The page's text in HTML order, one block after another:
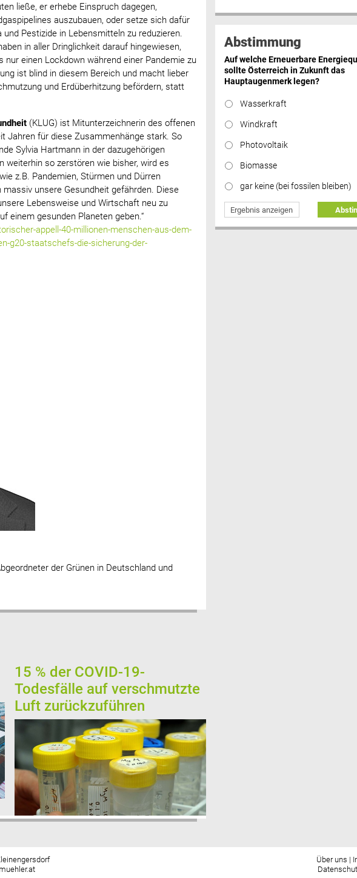
ließe, er erhebe Einspruch dagegen,
auszubauen, oder setze sich dafür
Pestizide in Lebensmitteln zu reduzieren.
in aller Dringlichkeit darauf hingewiesen,
einen Lockdown während einer Pandemie zu
ist blind in diesem Bereich und macht lieber
und Erdüberhitzung befördern, statt
(KLUG) ist Mitunterzeichnerin des offenen
Jahren für diese Zusammenhänge stark. So
Sylvia Hartmann in der dazugehörigen
weiterhin so zerstören wie bisher, wird es
z.B. Pandemien, Stürmen und Dürren
unsere Gesundheit gefährden. Diese
Lebensweise und Wirtschaft neu zu
einem gesunden Planeten geben.“
appell-40-millionen-menschen-aus-dem-
g20-staatschefs-die-sicherung-der-
der Grünen in Deutschland und
15 % der COVID-19-
Todesfälle auf verschmutzte
Luft zurückzuführen
Abstimmung
Auf welche Erneuerbare
sollte Österreich in Zukunft das
Hauptaugenmerk legen?
Wasserkraft
Windkraft
Photovoltaik
Biomasse
gar keine (bei fossilen bleiben)
Ergebnis anzeigen
Über uns |